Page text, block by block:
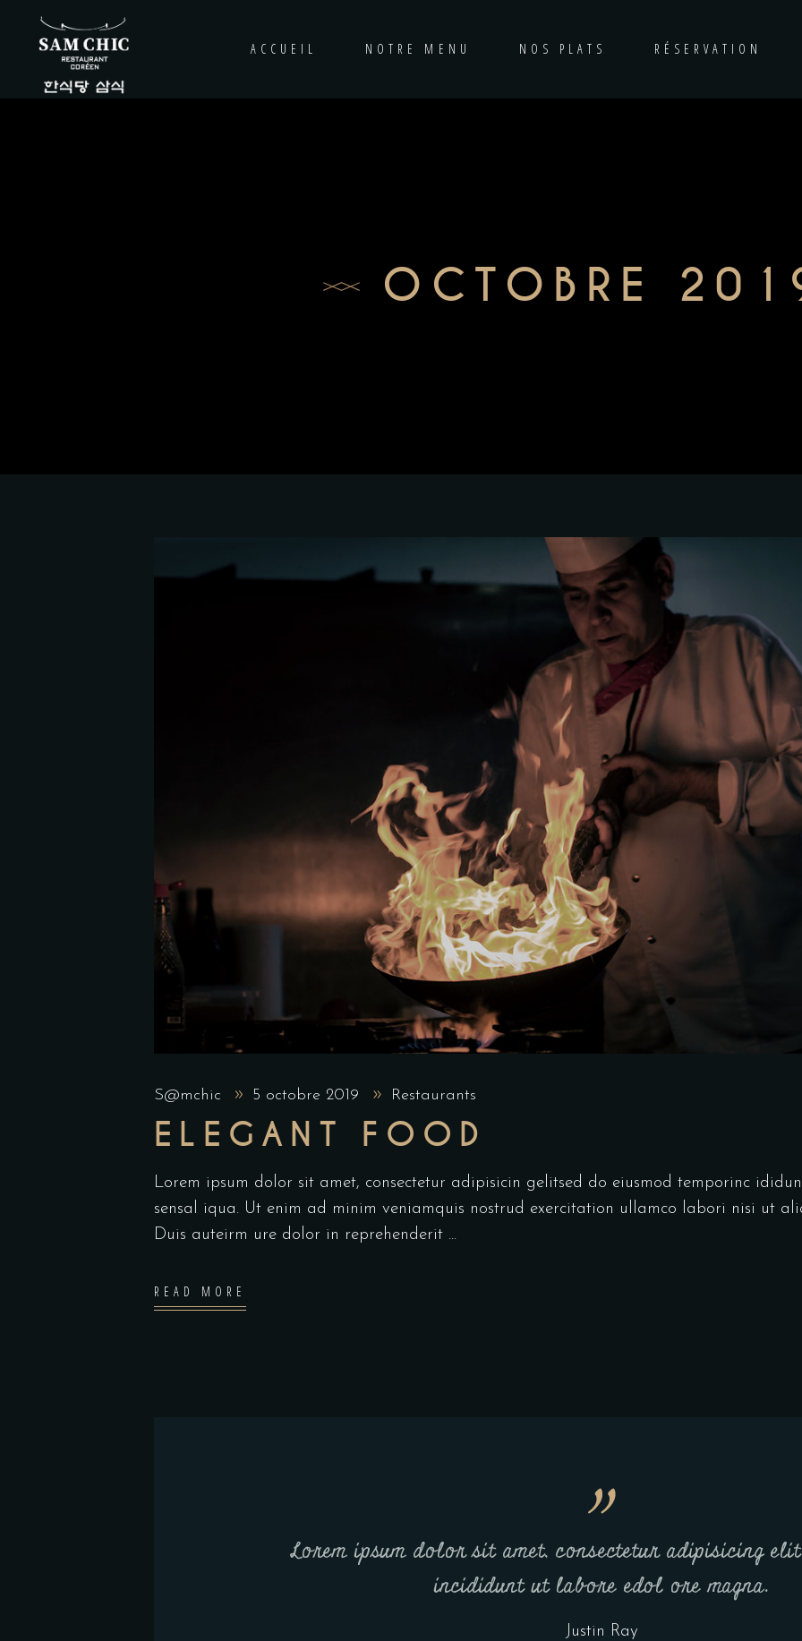
ACCUEIL NOTRE MENU NOS PLATS RÉSERVATION
OCTOBRE
S@mchic 5 octobre 2019 Restaurants
ELEGANT FOOD
Lorem ipsum dolor sit amet, consectetur adipisicin gelitsed do eiusmod temporinc
sensal iqua. Ut enim ad minim veniamquis nostrud exercitation ullamco labori nisi ut
Duis auteirm ure dolor in reprehenderit
READ MORE
Lorem ipsum dolor sit amet, consectetur adipisicing
incididunt ut labore edol ore magna.
Justin Ray